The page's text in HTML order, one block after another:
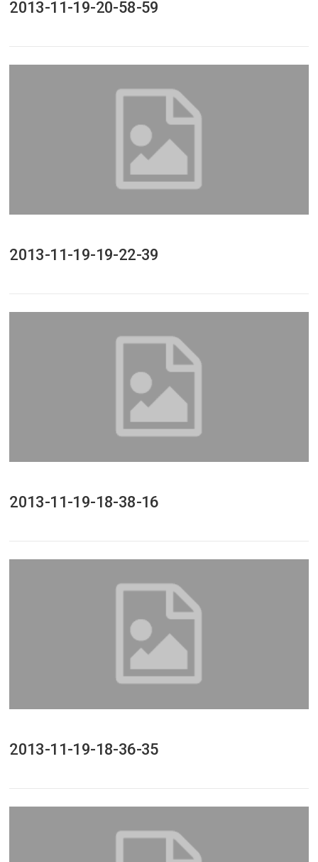
2013-11-19-20-58-59
2013-11-19-19-22-39
2013-11-19-18-38-16
2013-11-19-18-36-35